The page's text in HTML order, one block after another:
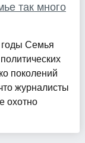
так много
Семья
поколений
журналисты
охотно